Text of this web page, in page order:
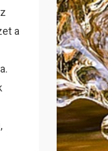
a